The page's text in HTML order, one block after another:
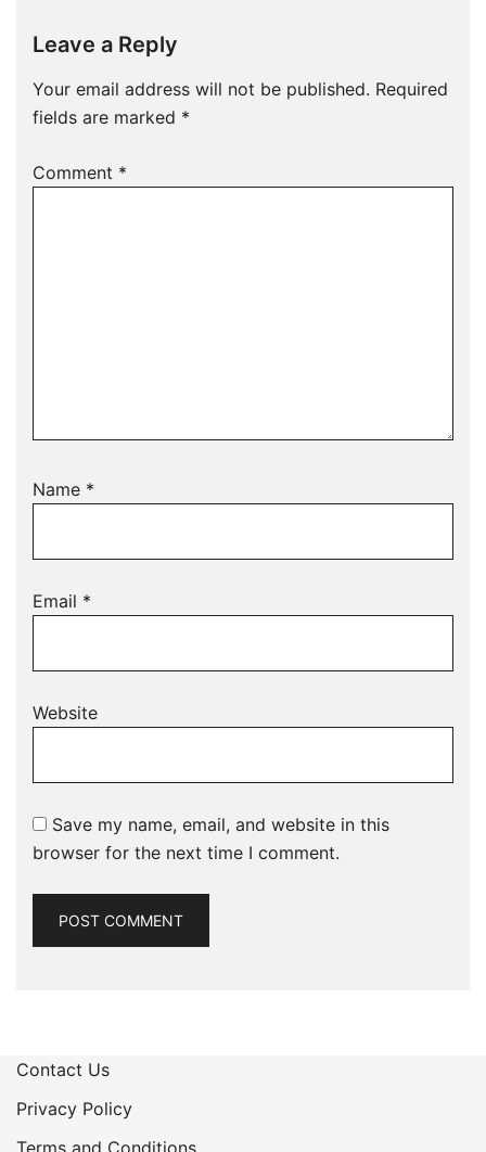
Leave a Reply
Your email address will not be published. Required
fields are marked *
Comment *
Name *
Email *
Website
Save my name, email, and website in this
browser for the next time I comment.
Contact Us
Privacy Policy
Terms and Conditions